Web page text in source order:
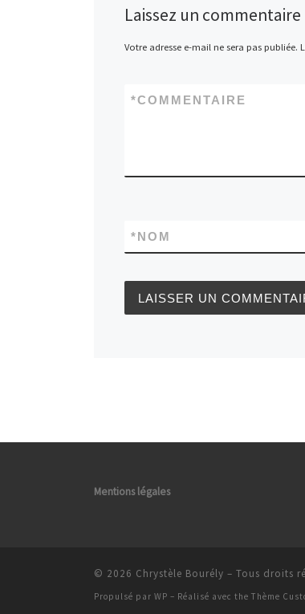
Laissez un commentaire
Votre adresse e-mail ne sera pas publiée.
COMMENTAIRE
*
NOM
*
Mentions légales
© 2026 Chrystèle Bourély – Tous droits
Propulsé par WP – Réalisé avec the Thème